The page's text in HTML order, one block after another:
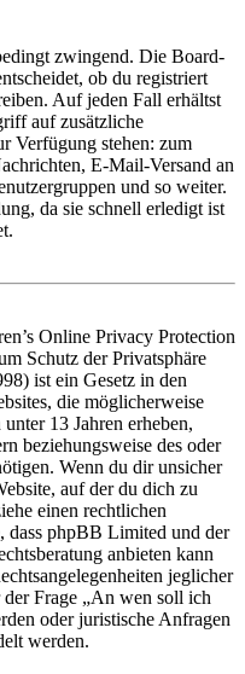
zwingend. Die Board-
ob du registriert
Auf jeden Fall erhältst
auf zusätzliche
Verfügung stehen: zum
E-Mail-Versand an
und so weiter.
da sie schnell erledigt ist
Online Privacy Protection
Schutz der Privatsphäre
ist ein Gesetz in den
die möglicherweise
13 Jahren erheben,
beziehungsweise des oder
Wenn du dir unsicher
auf der du dich zu
einen rechtlichen
dass phpBB Limited und der
anbieten kann
jeglicher
Frage „An wen soll ich
oder juristische Anfragen
werden.